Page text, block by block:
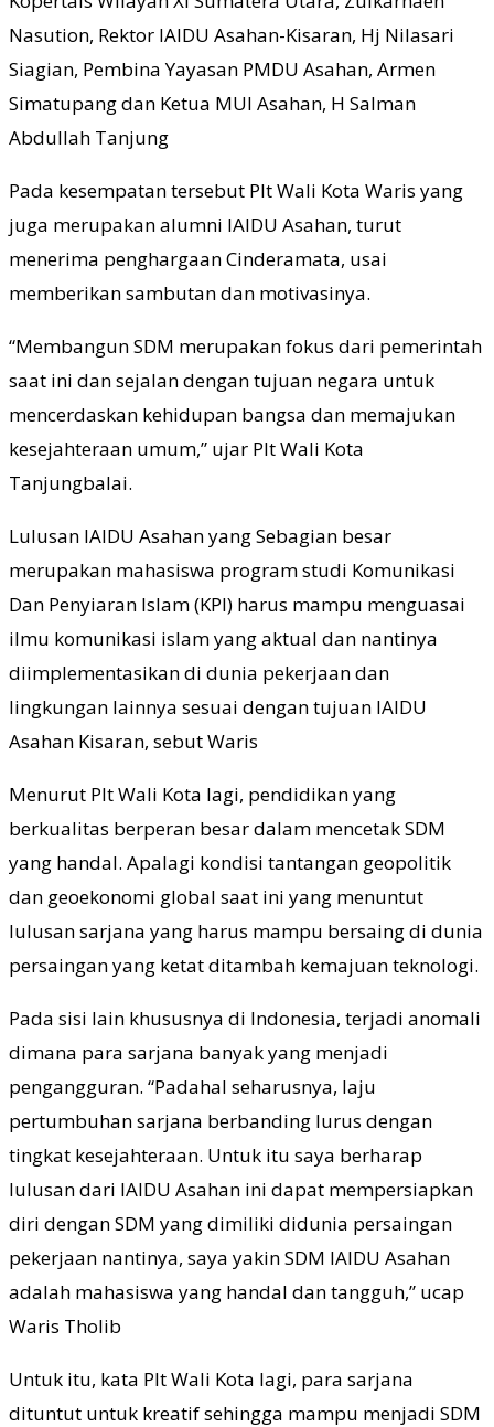
Nasution, Rektor IAIDU Asahan-Kisaran, Hj Nilasari
Siagian, Pembina Yayasan PMDU Asahan, Armen
Simatupang dan Ketua MUI Asahan, H Salman
Abdullah Tanjung
Pada kesempatan tersebut Plt Wali Kota Waris yang
juga merupakan alumni lAIDU Asahan, turut
menerima penghargaan Cinderamata, usai
memberikan sambutan dan motivasinya.
“Membangun SDM merupakan fokus dari pemerintah
saat ini dan sejalan dengan tujuan negara untuk
mencerdaskan kehidupan bangsa dan memajukan
kesejahteraan umum,” ujar Plt Wali Kota
Tanjungbalai.
Lulusan IAIDU Asahan yang Sebagian besar
merupakan mahasiswa program studi Komunikasi
Dan Penyiaran Islam (KPI) harus mampu menguasai
ilmu komunikasi islam yang aktual dan nantinya
diimplementasikan di dunia pekerjaan dan
lingkungan lainnya sesuai dengan tujuan IAIDU
Asahan Kisaran, sebut Waris
Menurut Plt Wali Kota lagi, pendidikan yang
berkualitas berperan besar dalam mencetak SDM
yang handal. Apalagi kondisi tantangan geopolitik
dan geoekonomi global saat ini yang menuntut
lulusan sarjana yang harus mampu bersaing di dunia
persaingan yang ketat ditambah kemajuan teknologi.
Pada sisi lain khususnya di Indonesia, terjadi anomali
dimana para sarjana banyak yang menjadi
pengangguran. “Padahal seharusnya, laju
pertumbuhan sarjana berbanding lurus dengan
tingkat kesejahteraan. Untuk itu saya berharap
lulusan dari IAIDU Asahan ini dapat mempersiapkan
diri dengan SDM yang dimiliki didunia persaingan
pekerjaan nantinya, saya yakin SDM IAIDU Asahan
adalah mahasiswa yang handal dan tangguh,” ucap
Waris Tholib
Untuk itu, kata Plt Wali Kota lagi, para sarjana
dituntut untuk kreatif sehingga mampu menjadi SDM